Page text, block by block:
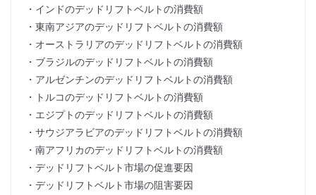
・インドのデッドリフトベルトの消費額
・東南アジアのデッドリフトベルトの消費額
・オーストラリアのデッドリフトベルトの消費額
・ブラジルのデッドリフトベルトの消費額
・アルゼンチンのデッドリフトベルトの消費額
・トルコのデッドリフトベルトの消費額
・エジプトのデッドリフトベルトの消費額
・サウジアラビアのデッドリフトベルトの消費額
・南アフリカのデッドリフトベルトの消費額
・デッドリフトベルト市場の促進要因
・デッドリフトベルト市場の阻害要因